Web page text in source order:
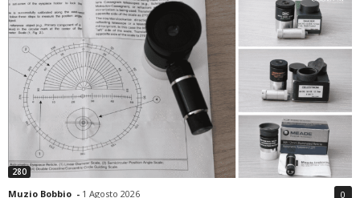
280
Muzio Bobbio - 1 Agosto 2026 0